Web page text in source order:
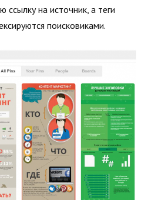
ссылку на источник, а теги
поисковиками.